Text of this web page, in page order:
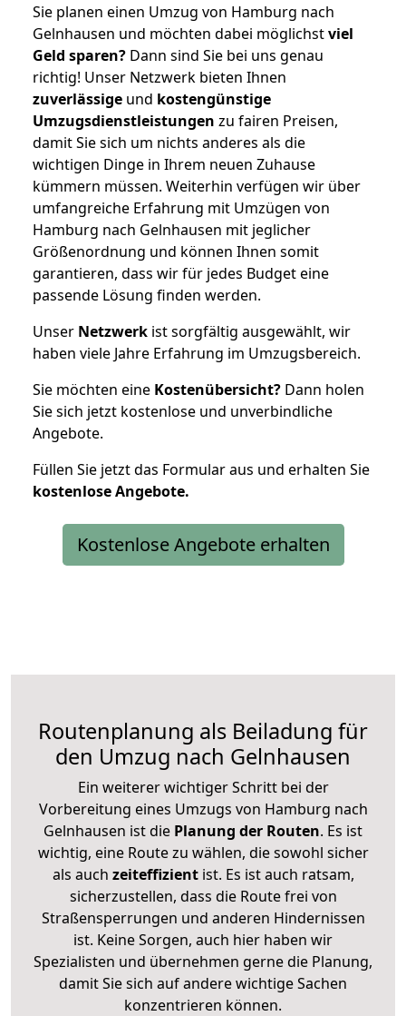
Sie planen einen Umzug von Hamburg nach
Gelnhausen und möchten dabei möglichstviel
Geld sparen? Dann sind Sie bei uns genau
richtig! Unser Netzwerk bieten Ihnen
zuverlässige und kostengünstige
Umzugsdienstleistungen zu fairen Preisen,
damit Sie sich um nichts anderes als die
wichtigen Dinge in Ihrem neuen Zuhause
kümmern müssen. Weiterhin verfügen wir über
umfangreiche Erfahrung mit Umzügen von
Hamburg nach Gelnhausen mit jeglicher
Größenordnung und können Ihnen somit
garantieren, dass wir für jedes Budget eine
passende Lösung finden werden.
Unser Netzwerk ist sorgfältig ausgewählt, wir
haben viele Jahre Erfahrung im Umzugsbereich.
Sie möchten eine Kostenübersicht? Dann holen
Sie sich jetzt kostenlose und unverbindliche
Angebote.
Füllen Sie jetzt das Formular aus und erhalten Sie
kostenloseAngebote.
Kostenlose Angebote erhalten
Routenplanung als Beiladung für
den Umzug nach Gelnhausen
Ein weiterer wichtiger Schritt bei der
Vorbereitung eines Umzugs von Hamburg nach
Gelnhausen ist die Planung der Routen. Es ist
wichtig, eine Route zu wählen, die sowohl sicher
als auch zeiteffizientist. Es ist auch ratsam,
sicherzustellen, dass die Route frei von
Straßensperrungen und anderen Hindernissen
ist. Keine Sorgen, auch hier haben wir
Spezialisten und übernehmen gerne die Planung,
damit Sie sich auf andere wichtige Sachen
konzentrieren können.